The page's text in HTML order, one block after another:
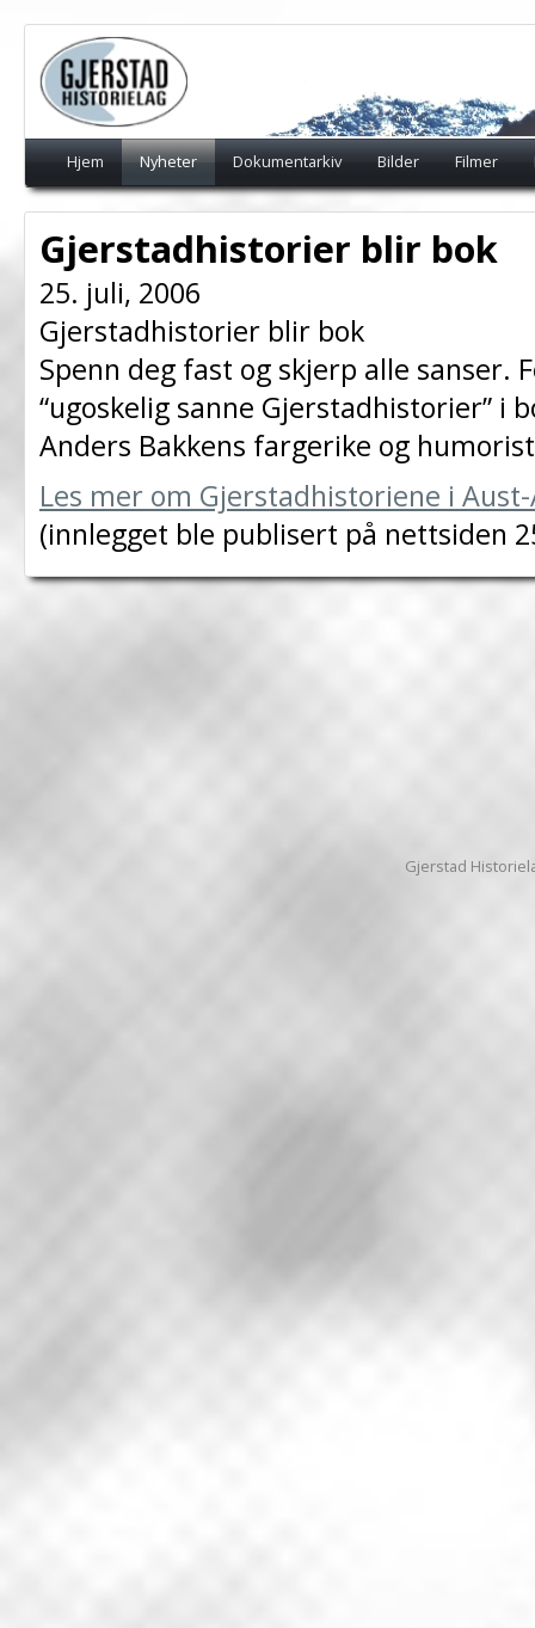
Hjem Nyheter Dokumentarkiv Bilder Filmer
Gjerstadhistorier blir bok
25. juli, 2006
Gjerstadhistorier blir bok
Spenn deg fast og skjerp alle sanser.
“ugoskelig sanne Gjerstadhistorier”
Anders Bakkens fargerike og
Les mer om Gjerstadhistoriene i
(innlegget ble publisert på nettsiden
Gjerstad